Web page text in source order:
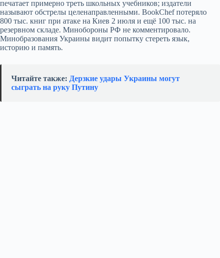
печатает примерно треть школьных учебников; издатели
называют обстрелы целенаправленными. BookChef потеряло
800 тыс. книг при атаке на Киев 2 июля и ещё 100 тыс. на
резервном складе. Минобороны РФ не комментировало.
Минобразования Украины видит попытку стереть язык,
историю и память.
Читайте также: Дерзкие удары Украины могут
сыграть на руку Путину